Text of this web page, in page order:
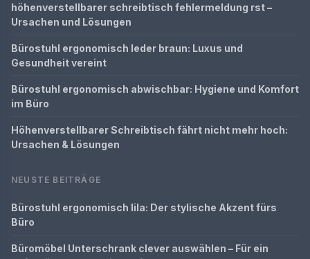
höhenverstellbarer schreibtisch fehlermeldung rst –
Ursachen und Lösungen
Bürostuhl ergonomisch leder braun: Luxus und
Gesundheit vereint
Bürostuhl ergonomisch abwischbar: Hygiene und Komfort
im Büro
Höhenverstellbarer Schreibtisch fährt nicht mehr hoch:
Ursachen & Lösungen
NEUSTE BEITRÄGE
Bürostuhl ergonomisch lila: Der stylische Akzent fürs
Büro
Büromöbel Unterschrank clever auswählen – Für ein